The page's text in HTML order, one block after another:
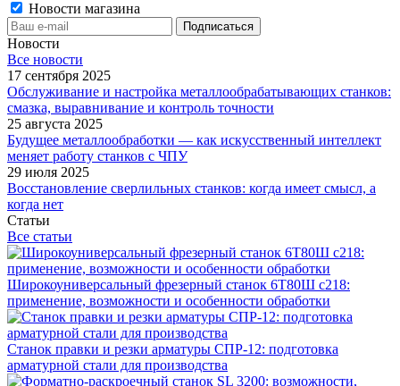
Новости магазина
Новости
Все новости
17 сентября 2025
Обслуживание и настройка металлообрабатывающих станков:
смазка, выравнивание и контроль точности
25 августа 2025
Будущее металлообработки — как искусственный интеллект
меняет работу станков с ЧПУ
29 июля 2025
Восстановление сверлильных станков: когда имеет смысл, а
когда нет
Статьи
Все статьи
Широкоуниверсальный фрезерный станок 6Т80Ш с218:
применение, возможности и особенности обработки
Станок правки и резки арматуры СПР-12: подготовка
арматурной стали для производства